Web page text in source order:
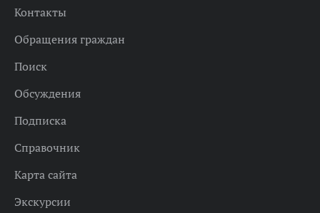
Контакты
Обращения граждан
Поиск
Обсуждения
Подписка
Справочник
Карта сайта
Экскурсии